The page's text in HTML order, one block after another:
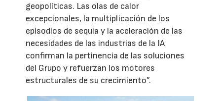
geopolíticas. Las olas de calor
excepcionales, la multiplicación de los
episodios de sequía y la aceleración de las
necesidades de las industrias de la IA
confirman la pertinencia de las soluciones
del Grupo y refuerzan los motores
estructurales de su crecimiento”.